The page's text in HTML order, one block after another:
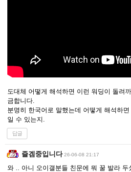
도대체 어떻게 해석하면 이런 워딩이 돌려
금합니다.
분명히 한국어로 말했는데 어떻게 해석하
일 수 있는지.
답글
즐겜중입니다 26-06-08 21:17
와 .. 아니 오이갤분들 친문에 뭐 꿀 발라 두